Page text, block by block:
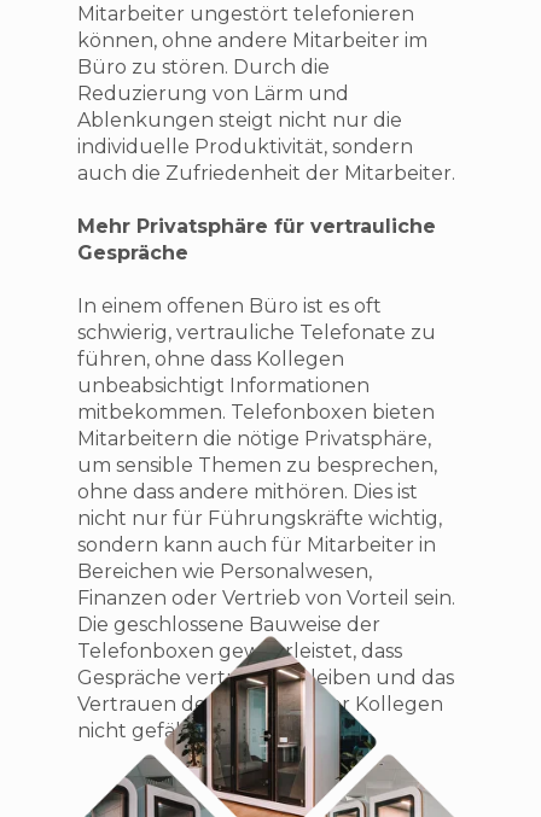
Mitarbeiter ungestört telefonieren
können, ohne andere Mitarbeiter im
Büro zu stören. Durch die
Reduzierung von Lärm und
Ablenkungen steigt nicht nur die
individuelle Produktivität, sondern
auch die Zufriedenheit der Mitarbeiter.
Mehr Privatsphäre für vertrauliche
Gespräche
In einem offenen Büro ist es oft
schwierig, vertrauliche Telefonate zu
führen, ohne dass Kollegen
unbeabsichtigt Informationen
mitbekommen. Telefonboxen bieten
Mitarbeitern die nötige Privatsphäre,
um sensible Themen zu besprechen,
ohne dass andere mithören. Dies ist
nicht nur für Führungskräfte wichtig,
sondern kann auch für Mitarbeiter in
Bereichen wie Personalwesen,
Finanzen oder Vertrieb von Vorteil sein.
Die geschlossene Bauweise der
Telefonboxen gewährleistet, dass
Gespräche vertraulich bleiben und das
Vertrauen der Kunden oder Kollegen
nicht gefährdet wird.